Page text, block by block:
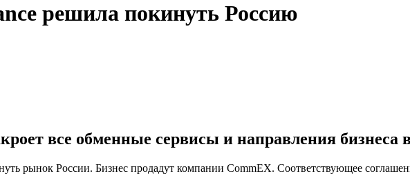
решила покинуть Россию
все обменные сервисы и направления бизнеса
рынок России. Бизнес продадут компании CommEX. Соответствующее